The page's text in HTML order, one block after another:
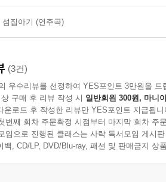
섬집아기 (연주곡)
(3건)
우수리뷰를 선정하여 YES포인트 3만원을 드
구매 후 리뷰 작성 시 일반회원 300원, 마니
운로드 후 작성한 리뷰만 YES포인트 지급됩니
번째 회차 주문확정 시점부터 마지막 회차 주
임으로 진행된 클래스는 사락 독서모임 게시
백, CD/LP, DVD/Blu-ray, 패션 및 판매금지 상